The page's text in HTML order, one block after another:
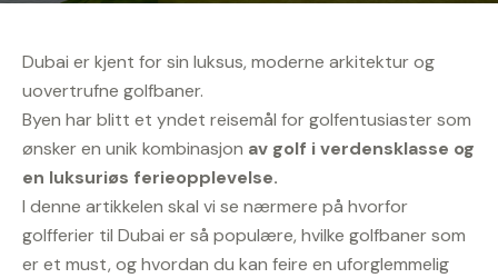
Dubai er kjent for sin luksus, moderne arkitektur og
uovertrufne golfbaner.
Byen har blitt et yndet reisemål for golfentusiaster som
ønsker en unik kombinasjon av golf i verdensklasse og
en luksuriøs ferieopplevelse.
I denne artikkelen skal vi se nærmere på hvorfor
golfferier til Dubai er så populære, hvilke golfbaner som
er et must, og hvordan du kan feire en uforglemmelig